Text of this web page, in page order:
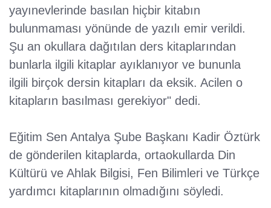
yayınevlerinde basılan hiçbir kitabın
bulunmaması yönünde de yazılı emir verildi.
Şu an okullara dağıtılan ders kitaplarından
bunlarla ilgili kitaplar ayıklanıyor ve bununla
ilgili birçok dersin kitapları da eksik. Acilen o
kitapların basılması gerekiyor" dedi.
Eğitim Sen Antalya Şube Başkanı Kadir Öztürk
de gönderilen kitaplarda, ortaokullarda Din
Kültürü ve Ahlak Bilgisi, Fen Bilimleri ve Türkçe
yardımcı kitaplarının olmadığını söyledi.